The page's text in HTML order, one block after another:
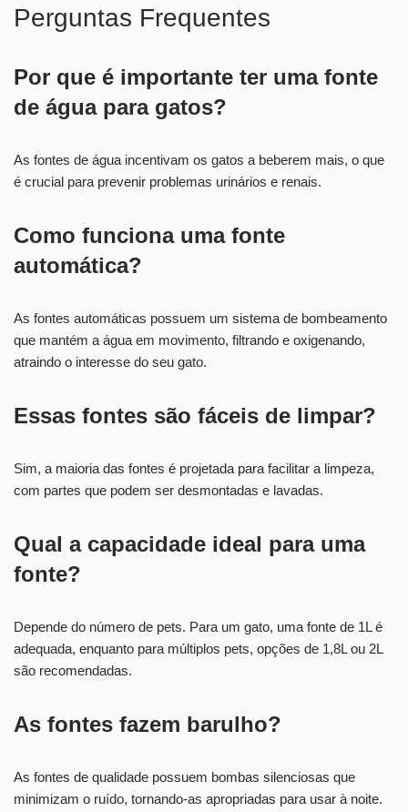
Perguntas Frequentes
Por que é importante ter uma fonte
de água para gatos?
As fontes de água incentivam os gatos a beberem mais, o que
é crucial para prevenir problemas urinários e renais.
Como funciona uma fonte
automática?
As fontes automáticas possuem um sistema de bombeamento
que mantém a água em movimento, filtrando e oxigenando,
atraindo o interesse do seu gato.
Essas fontes são fáceis de limpar?
Sim, a maioria das fontes é projetada para facilitar a limpeza,
com partes que podem ser desmontadas e lavadas.
Qual a capacidade ideal para uma
fonte?
Depende do número de pets. Para um gato, uma fonte de 1L é
adequada, enquanto para múltiplos pets, opções de 1,8L ou 2L
são recomendadas.
As fontes fazem barulho?
As fontes de qualidade possuem bombas silenciosas que
minimizam o ruído, tornando-as apropriadas para usar à noite.